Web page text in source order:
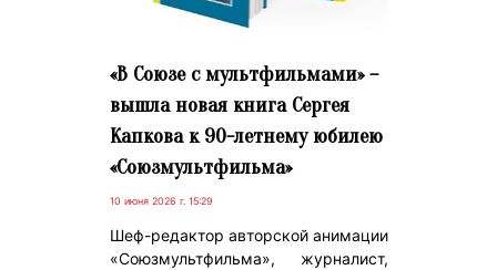
«В Союзе с мультфильмами» –
вышла новая книга Сергея
Капкова к 90-летнему юбилею
«Союзмультфильма»
10 июня 2026 г. 15:29
Шеф-редактор авторской анимации
«Союзмультфильма», журналист,